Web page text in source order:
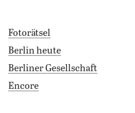
Fotorätsel
Berlin heute
Berliner Gesellschaft
Encore